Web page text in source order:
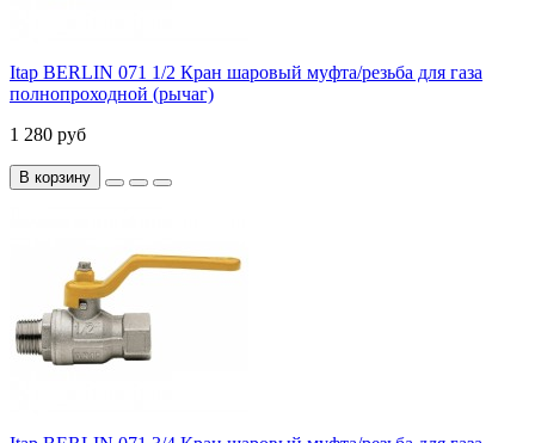
Itap BERLIN 071 1/2 Кран шаровый муфта/резьба для газа
полнопроходной (рычаг)
1 280 руб
В корзину